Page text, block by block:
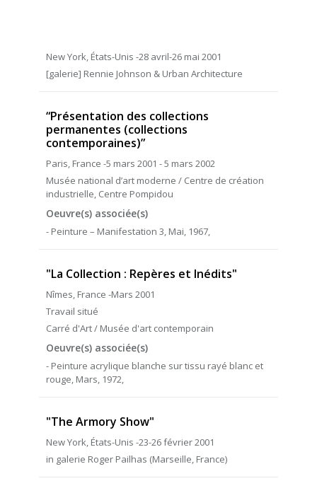
New York, États-Unis -28 avril-26 mai 2001
[galerie] Rennie Johnson & Urban Architecture
“Présentation des collections
permanentes (collections
contemporaines)”
Paris, France -5 mars 2001 - 5 mars 2002
Musée national d’art moderne / Centre de création
industrielle, Centre Pompidou
Oeuvre(s) associée(s)
- Peinture – Manifestation 3, Mai, 1967,
"La Collection : Repères et Inédits"
Nîmes, France -Mars 2001
Travail situé
Carré d'Art / Musée d'art contemporain
Oeuvre(s) associée(s)
- Peinture acrylique blanche sur tissu rayé blanc et
rouge, Mars, 1972,
"The Armory Show"
New York, États-Unis -23-26 février 2001
in galerie Roger Pailhas (Marseille, France)